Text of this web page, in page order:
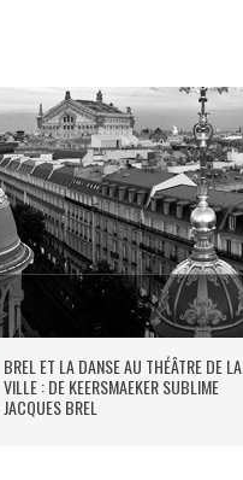
BREL ET LA DANSE AU THÉÂTRE DE LA
VILLE : DE KEERSMAEKER SUBLIME
JACQUES BREL